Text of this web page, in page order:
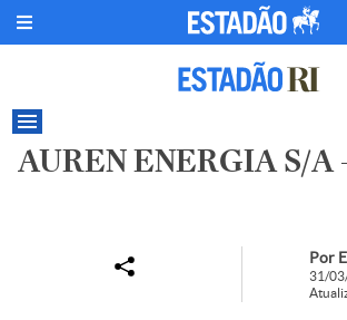
AUREN ENERGIA S/A
Por
31/